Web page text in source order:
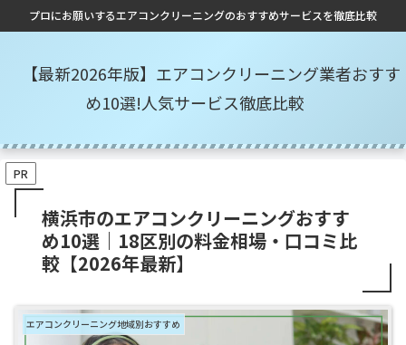
プロにお願いするエアコンクリーニングのおすすめサービスを徹底比較
【最新2026年版】エアコンクリーニング業者おすす
め10選!人気サービス徹底比較
PR
横浜市のエアコンクリーニングおすす
め10選｜18区別の料金相場・口コミ比
較【2026年最新】
エアコンクリーニング地域別おすすめ